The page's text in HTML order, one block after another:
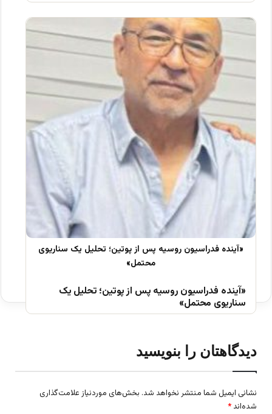
«آینده فدراسیون روسیه پس از پوتین؛ تحلیل یک
سناریوی محتمل»
دیدگاهتان را بنویسید
نشانی ایمیل شما منتشر نخواهد شد. بخش‌های موردنیاز علامت‌گذاری
شده‌اند *